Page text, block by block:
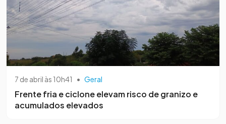
7 de abril às 10h41 • Geral
Frente fria e ciclone elevam risco de granizo e
acumulados elevados